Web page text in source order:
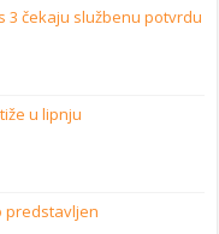
3 čekaju službenu potvrdu
u lipnju
predstavljen